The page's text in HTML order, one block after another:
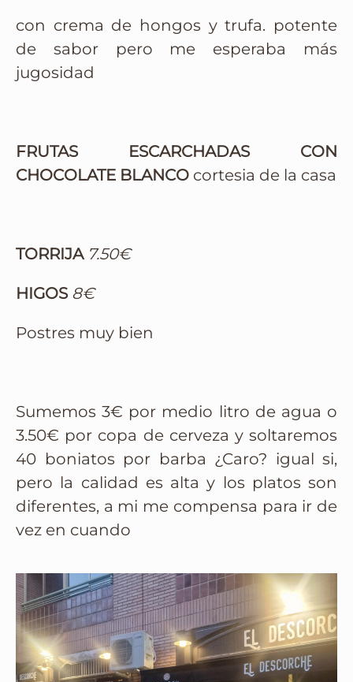
con crema de hongos y trufa. potente
de sabor pero me esperaba más
jugosidad
FRUTAS ESCARCHADAS CON
CHOCOLATE BLANCO cortesia de la casa
TORRIJA 7.50€
HIGOS 8€
Postres muy bien
Sumemos 3€ por medio litro de agua o
3.50€ por copa de cerveza y soltaremos
40 boniatos por barba ¿Caro? igual si,
pero la calidad es alta y los platos son
diferentes, a mi me compensa para ir de
vez en cuando